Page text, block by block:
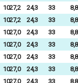
1027,2 24,3 33
8,8
1027,2 24,3 33
8,8
1027,0 24,3 33
8,8
1027,0 24,3 33
8,8
1027,0 24,3 33
8,8
1027,0 24,3 33
8,8
1027,0 24,3 33
8,8